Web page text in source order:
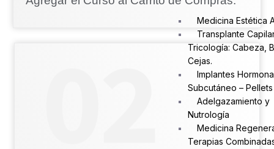
Medicina Estética
Transplante
Tricología: Cabeza,
Cejas.
Implantes
Subcutáneo – Pellets
Adelgazamiento y
Nutrología
Medicina
Terapias